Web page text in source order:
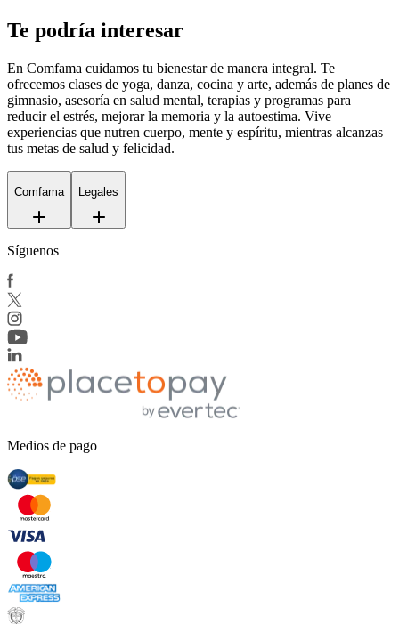
Te podría interesar
En Comfama cuidamos tu bienestar de manera integral. Te
ofrecemos clases de yoga, danza, cocina y arte, además de planes de
gimnasio, asesoría en salud mental, terapias y programas para
reducir el estrés, mejorar la memoria y la autoestima. Vive
experiencias que nutren cuerpo, mente y espíritu, mientras alcanzas
tus metas de salud y felicidad.
Comfama Legales
Síguenos
Medios de pago